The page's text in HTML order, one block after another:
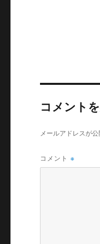
コメント
メールアドレスが公
コメント※